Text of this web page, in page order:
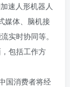
速人形机器人
媒体、脑机接
实时协同等。
包括工作方
国消费者将经